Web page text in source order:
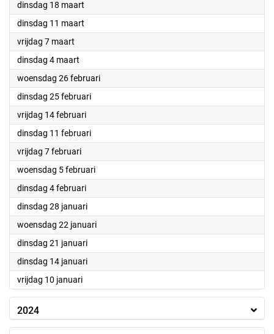
dinsdag 18 maart
dinsdag 11 maart
vrijdag 7 maart
dinsdag 4 maart
woensdag 26 februari2025
dinsdag 25 februari2025
vrijdag 14 februari2025
dinsdag 11 februari2025
vrijdag 7 februari2025
woensdag 5 februari2025
dinsdag 4 februari2025
dinsdag 28 januari2025
woensdag 22 januari2025
dinsdag 21 januari2025
dinsdag 14 januari2025
vrijdag 10 januari2025
2024